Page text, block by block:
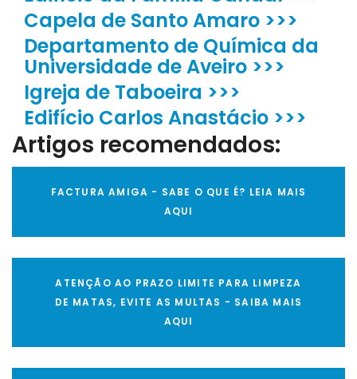
Capela de Santo Amaro >>>
Departamento de Química da
Universidade de Aveiro >>>
Igreja de Taboeira >>>
Edifício Carlos Anastácio >>>
Artigos recomendados:
FACTURA AMIGA - SABE O QUE É? LEIA MAIS
AQUI
ATENÇÃO AO PRAZO LIMITE PARA LIMPEZA
DE MATAS, EVITE AS MULTAS - SAIBA MAIS
AQUI